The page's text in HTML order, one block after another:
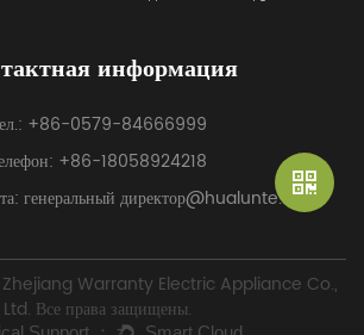
информация
+86-0579-84666999
+86-18058924218
генеральный директор@hualunte.com
Zhejiang Warranty Electric Appliance Co.,
Ltd. Все права защищены.